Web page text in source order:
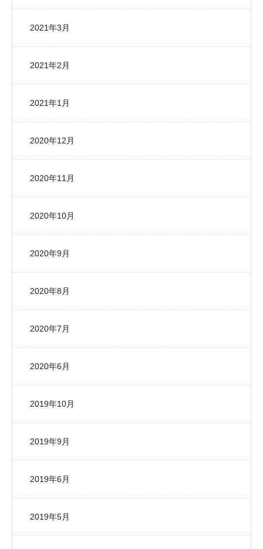
2021年3月
2021年2月
2021年1月
2020年12月
2020年11月
2020年10月
2020年9月
2020年8月
2020年7月
2020年6月
2019年10月
2019年9月
2019年6月
2019年5月